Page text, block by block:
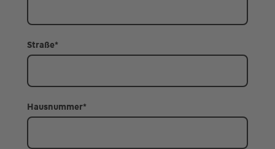
Straße*
Hausnummer*